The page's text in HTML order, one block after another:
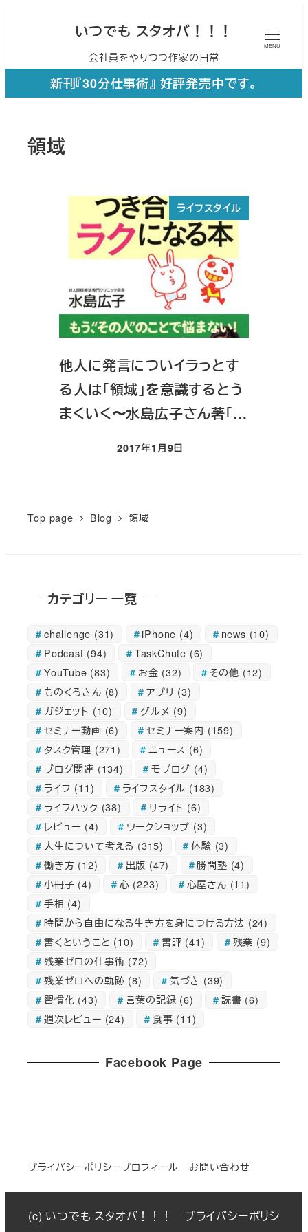
ン
いつでも スタオバ！！！
会社員をやりつつ作家の日常
MENU
新刊『30分仕事術』 好評発売中です。
領域
ライフスタイル
他人に発言についイラっとす
る人は「領域」を意識するとう
まくいく〜水島広子さん著「…
投稿日
2017年1月9日
Top page Blog 領域
カテゴリー 一覧
challenge (31) iPhone (4) news (10)
Podcast (94) TaskChute (6)
YouTube (83) お金 (32) その他 (12)
ものくろさん (8) アプリ (3)
ガジェット (10) グルメ (9)
セミナー動画 (6) セミナー案内 (159)
タスク管理 (271) ニュース (6)
ブログ関連 (134) モブログ (4)
ライフ (11) ライフスタイル (183)
ライフハック (38) リライト (6)
レビュー (4) ワークショップ (3)
人生について考える (315) 体験 (3)
働き方 (12) 出版 (47) 勝間塾 (4)
小冊子 (4) 心 (223) 心屋さん (11)
手相 (4)
時間から自由になる生き方を身につける方法 (24)
書くということ (10) 書評 (41) 残業 (9)
残業ゼロの仕事術 (72)
残業ゼロへの軌跡 (8) 気づき (39)
習慣化 (43) 言葉の記録 (6) 読書 (6)
週次レビュー (24) 食事 (11)
Facebook Page
プライバシーポリシープロフィール お問い合わせ
(c) いつでも スタオバ！！！ プライバシーポリシ